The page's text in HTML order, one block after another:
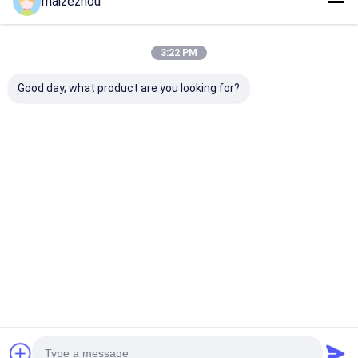
Prodotti Raccomandati
3:22 PM
Good day, what product are you looking for?